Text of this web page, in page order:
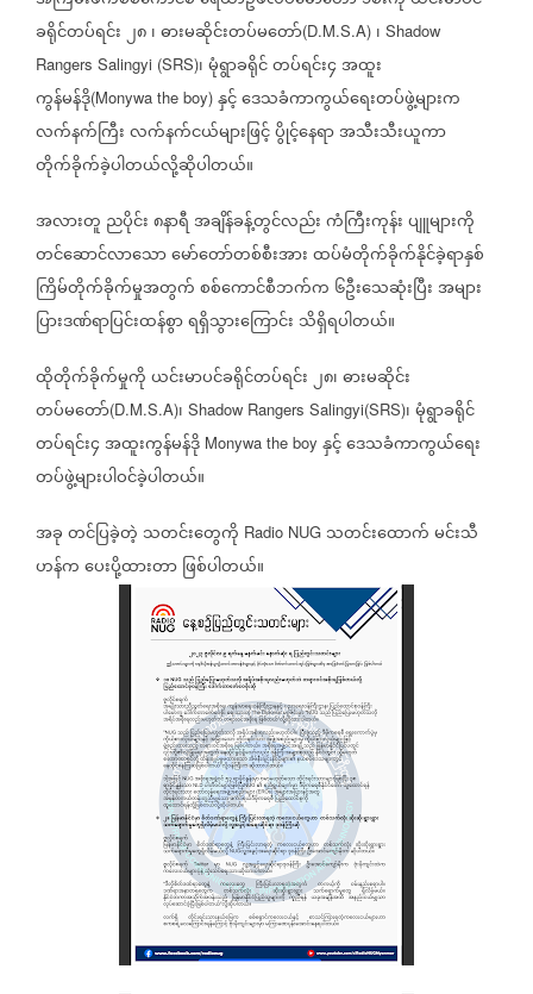
ခရိုင်တပ်ရင်း၂၈၊ဓားမဆိုင်းတပ်မတော်(D.M.S.A) ၊ Shadow
Rangers Salingyi (SRS)၊မုံရွာခရိုင်တပ်ရင်း၄အထူး
ကွန်မန်ဒို(Monywa the boy) နှင့်ဒေသခံကာကွယ်ရေးတပ်ဖွဲ့များက
လက်နက်ကြီးလက်နက်ငယ်များဖြင့်ပွိုင့်နေရာအသီးသီးယူကာ
တိုက်ခိုက်ခဲ့ပါတယ်လို့ဆိုပါတယ်။
အလားတူ ညပိုင်း၈နာရီအချိန်ခန့်တွင်လည်းကံကြီးကုန်းပျူများကို
တင်ဆောင်လာသောမော်တော်တစ်စီးအားထပ်မံတိုက်ခိုက်နိုင်ခဲ့ရာနှစ်
ကြိမ်တိုက်ခိုက်မှုအတွက်စစ်ကောင်စီဘက်က ၆ဦးသေဆုံးပြီးအများ
ပြားဒဏ်ရာပြင်းထန်စွာရရှိသွားကြောင်း သိရှိရပါတယ်။
ထိုတိုက်ခိုက်မှုကိုယင်းမာပင်ခရိုင်တပ်ရင်း၂၈၊ဓားမဆိုင်း
တပ်မတော်(D.M.S.A)၊ Shadow Rangers Salingyi(SRS)၊မုံရွာခရိုင်
တပ်ရင်း၄အထူးကွန်မန်ဒို Monywa the boy နှင့်ဒေသခံကာကွယ်ရေး
တပ်ဖွဲ့များပါဝင်ခဲ့ပါတယ်။
အခုတင်ပြခဲ့တဲ့ သတင်းတွေကို Radio NUG သတင်းထောက်မင်းသီ
ဟန်ကပေးပို့ထားတာဖြစ်ပါတယ်။